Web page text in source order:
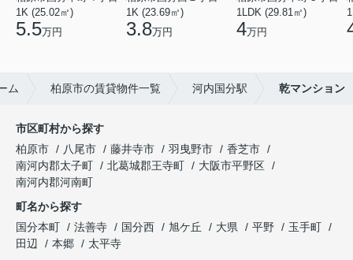
1K (25.02㎡)
5.5万円
1K (23.69㎡)
3.8万円
1LDK (29.81㎡)
4万円
ム 柏原市の賃貸物件一覧 河内国分駅 乾マンション
市区町村から探す
柏原市
八尾市 藤井寺市 羽曳野市
香芝市
南河内郡太子町
北葛城郡王寺町
大阪市平野区
南河内郡河南町
町名から探す
国分本町
法善寺 国分西 旭ケ丘 大県 平野
玉手町
田辺
本郷
太平寺